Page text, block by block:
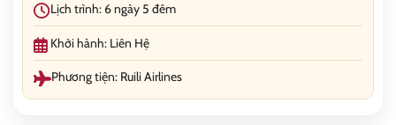
Lịch trình: 6 ngày 5 đêm
Khởi hành: Liên Hệ
Phương tiện: Ruili Airlines